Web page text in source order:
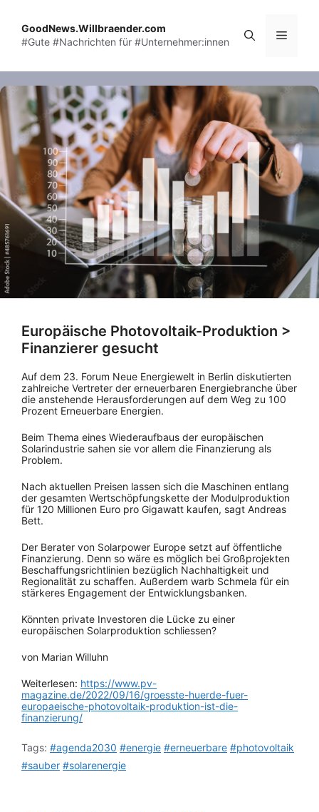
content
GoodNews.Willbraender.com
#Gute #Nachrichten für #Unternehmer:innen
Menu
Europäische Photovoltaik-Produktion >
Finanzierer gesucht
Auf dem 23. Forum Neue Energiewelt in Berlin diskutierten
zahlreiche Vertreter der erneuerbaren Energiebranche über
die anstehende Herausforderungen auf dem Weg zu 100
Prozent Erneuerbare Energien.
Beim Thema eines Wiederaufbaus der europäischen
Solarindustrie sahen sie vor allem die Finanzierung als
Problem.
Nach aktuellen Preisen lassen sich die Maschinen entlang
der gesamten Wertschöpfungskette der Modulproduktion
für 120 Millionen Euro pro Gigawatt kaufen, sagt Andreas
Bett.
Der Berater von Solarpower Europe setzt auf öffentliche
Finanzierung. Denn so wäre es möglich bei Großprojekten
Beschaffungsrichtlinien bezüglich Nachhaltigkeit und
Regionalität zu schaffen. Außerdem warb Schmela für ein
stärkeres Engagement der Entwicklungsbanken.
Könnten private Investoren die Lücke zu einer
europäischen Solarproduktion schliessen?
von Marian Willuhn
Weiterlesen: https://www.pv-
magazine.de/2022/09/16/groesste-huerde-fuer-
europaeische-photovoltaik-produktion-ist-die-
finanzierung/
Tags: #agenda2030 #energie #erneuerbare #photovoltaik
#sauber #solarenergie